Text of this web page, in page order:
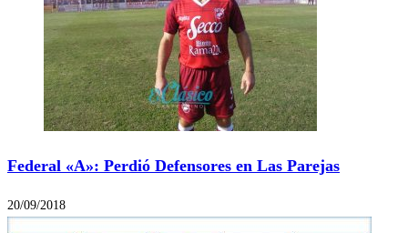
Federal «A»: Perdió Defensores en Las Parejas
20/09/2018